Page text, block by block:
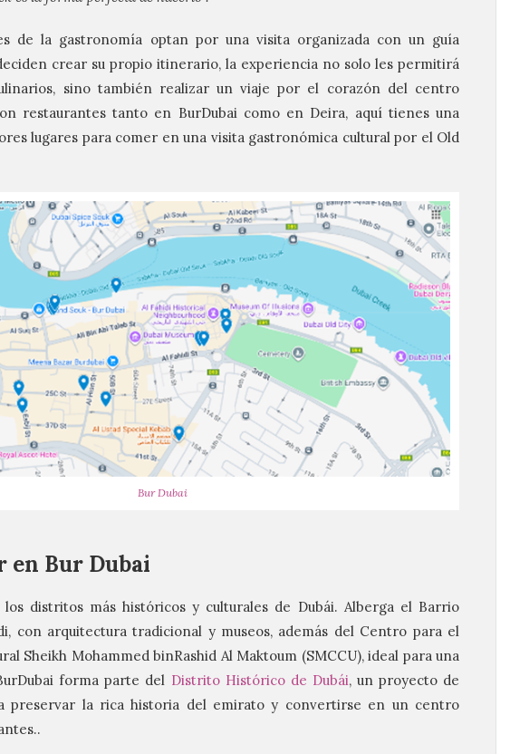
de la gastronomía optan por una visita organizada con un guía
crear su propio itinerario, la experiencia no solo les permitirá
sino también realizar un viaje por el corazón del centro
restaurantes tanto en BurDubai como en Deira, aquí tienes una
lugares para comer en una visita gastronómica cultural por el Old
Bur Dubai
en Bur Dubai
los distritos más históricos y culturales de Dubái. Alberga el Barrio
con arquitectura tradicional y museos, además del Centro para el
Sheikh Mohammed binRashid Al Maktoum (SMCCU), ideal para una
forma parte del Distrito Histórico de Dubái, un proyecto de
preservar la rica historia del emirato y convertirse en un centro